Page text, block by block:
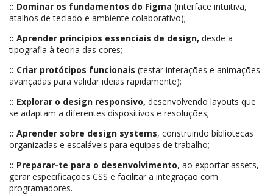
:: Dominar os fundamentos do Figma (interface intuitiva,
atalhos de teclado e ambiente colaborativo);
:: Aprender princípios essenciais de design, desde a
tipografia à teoria das cores;
:: Criar protótipos funcionais (testar interações e animações
avançadas para validar ideias rapidamente);
:: Explorar o design responsivo, desenvolvendo layouts que
se adaptam a diferentes dispositivos e resoluções;
:: Aprender sobre design systems, construindo bibliotecas
organizadas e escaláveis para equipas de trabalho;
:: Preparar-te para o desenvolvimento, ao exportar assets,
gerar especificações CSS e facilitar a integração com
programadores.